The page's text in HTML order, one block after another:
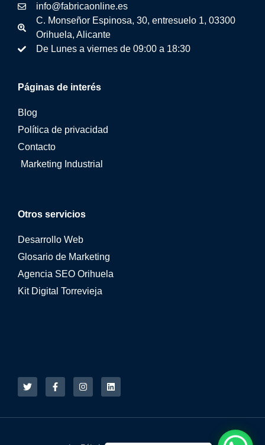
Otros servicios
Desarrollo Web
Glosario de Marketing
Agencia SEO Orihuela
Kit Digital Torrevieja
Páginas de interés
Blog
Política de privacidad
Contacto
Marketing Industrial
info@fabricaonline.es
C. Monseñor Espinosa, 30, entresuelo 1, 03300
Orihuela, Alicante
De Lunes a viernes de 09:00 a 18:30